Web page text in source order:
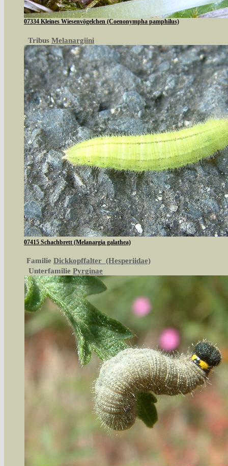
07334 Kleines Wiesenvögelchen (Coenonympha pamphilus)
Tribus Melanargiini
07415 Schachbrett (Melanargia galathea)
Familie Dickkopffalter (Hesperiidae)
Unterfamilie Pyrginae